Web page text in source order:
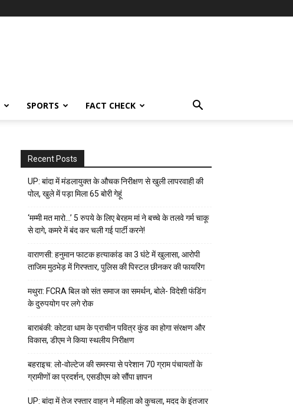
SPORTS FACT CHECK
Recent Posts
UP: बांदा में मंडलायुक्त के औचक निरीक्षण से खुली लापरवाही की
पोल, खुले में पड़ा मिला 65 बोरी गेहूं
‘मम्मी मत मारो…’ 5 रुपये के लिए बेरहम मां ने बच्चे के तलवे गर्म चाकू
से दागे, कमरे में बंद कर चली गई पार्टी करने!
वाराणसी: हनुमान फाटक हत्याकांड का 3 घंटे में खुलासा, आरोपी
ताजिम मुठभेड़ में गिरफ्तार, पुलिस की पिस्टल छीनकर की फायरिंग
मथुरा: FCRA बिल को संत समाज का समर्थन, बोले- विदेशी फंडिंग
के दुरुपयोग पर लगे रोक
बाराबंकी: कोटवा धाम के प्राचीन पवित्र कुंड का होगा संरक्षण और
विकास, डीएम ने किया स्थलीय निरीक्षण
बहराइच: लो-वोल्टेज की समस्या से परेशान 70 ग्राम पंचायतों के
ग्रामीणों का प्रदर्शन, एसडीएम को सौंपा ज्ञापन
UP: बांदा में तेज रफ्तार वाहन ने महिला को कुचला, मदद के इंतजार